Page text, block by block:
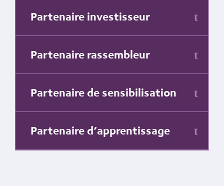
Partenaire investisseur
Partenaire rassembleur
Partenaire de sensibilisation
Partenaire d’apprentissage